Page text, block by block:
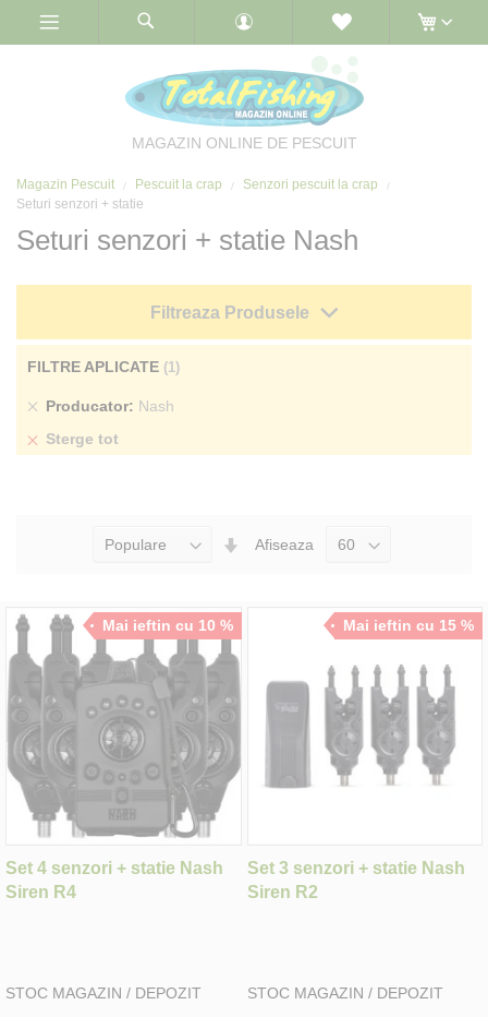
MAGAZIN ONLINE DE PESCUIT
Magazin Pescuit Pescuit la crap
Senzori pescuit la crap
Seturi senzori + statie
Seturi senzori + statie Nash
Seteaza
Afiseaza
Mai ieftin cu 10 %
Set 4 senzori + statie Nash
Siren R4
STOC MAGAZIN / DEPOZIT
Mai ieftin cu 15 %
Set 3 senzori + statie Nash
Siren R2
STOC MAGAZIN / DEPOZIT
Filtreaza Produsele
FILTRE APLICATE
Producator Nash
Sterge
Sterge tot